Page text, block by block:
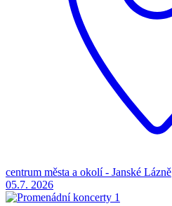
centrum města a okolí - Janské Lázně
05.7. 2026